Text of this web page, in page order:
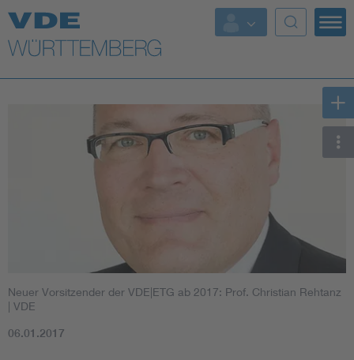
Top Themen
Fokusthemen
Weitere Themen
Neuer Vorsitzender der VDE|ETG ab 2017: Prof. Christian Rehtanz
| VDE
06.01.2017